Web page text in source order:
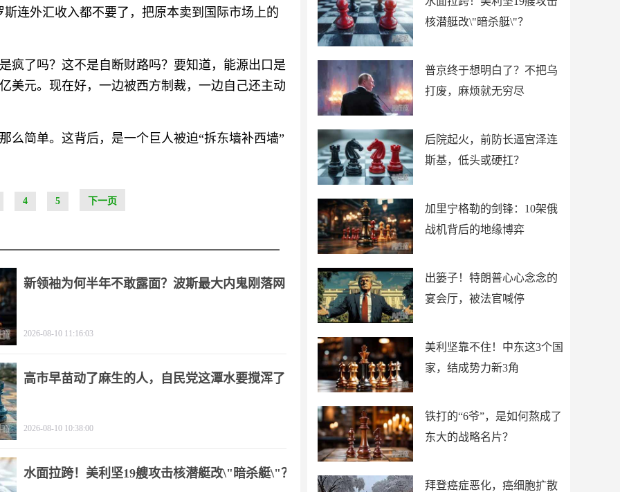
连外汇收入都不要了，把原本卖到国际市场上的
疯了吗？这不是自断财路吗？要知道，能源出口是
美元。现在好，一边被西方制裁，一边自己还主动
么简单。这背后，是一个巨人被迫“拆东墙补西墙”
4 5 下一页
核潜艇改\"暗杀艇\"？
普京终于想明白了？不把乌
打废，麻烦就无穷尽
后院起火，前防长逼宫泽连
斯基，低头或硬扛？
加里宁格勒的剑锋：10架俄
战机背后的地缘博弈
出篓子！特朗普心心念念的
宴会厅，被法官喊停
美利坚靠不住！中东这3个国
家，结成势力新3角
铁打的“6爷”，是如何熬成了
东大的战略名片？
拜登癌症恶化，癌细胞扩散
新领袖为何半年不敢露面？波斯最大内鬼刚落网
2026-08-10 11:16:03
高市早苗动了麻生的人，自民党这潭水要搅浑了
2026-08-10 10:38:00
水面拉跨！美利坚19艘攻击核潜艇改\"暗杀艇\"？